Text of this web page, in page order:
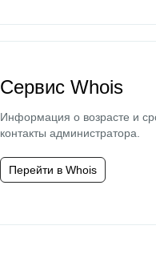
Сервис Whois
Информация о возрасте и
контакты администратора.
Перейти в Whois